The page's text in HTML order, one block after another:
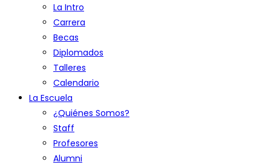
La Intro
Carrera
Becas
Diplomados
Talleres
Calendario
La Escuela
¿Quiénes Somos?
Staff
Profesores
Alumni